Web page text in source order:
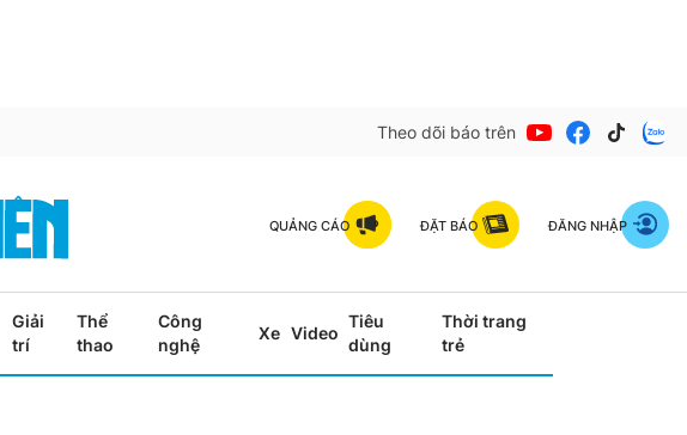
Theo dõi báo trên
QUẢNG CÁO ĐẶT BÁO ĐĂNG NHẬP
Giải
trí
Thể
thao
Công
nghệ
Xe Video
Tiêu
dùng
Thời trang
trẻ